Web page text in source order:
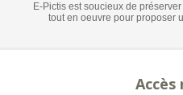
E-Pictis est soucieux de
tout en oeuvre pour proposer
Accès